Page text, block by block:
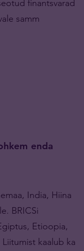
finantsvarad
samm
enda
India, Hiina
BRICSi
Etioopia,
kaalub ka